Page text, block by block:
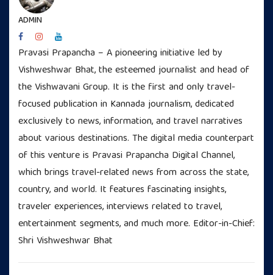
ADMIN
Pravasi Prapancha – A pioneering initiative led by
Vishweshwar Bhat, the esteemed journalist and head of
the Vishwavani Group. It is the first and only travel-
focused publication in Kannada journalism, dedicated
exclusively to news, information, and travel narratives
about various destinations. The digital media counterpart
of this venture is Pravasi Prapancha Digital Channel,
which brings travel-related news from across the state,
country, and world. It features fascinating insights,
traveler experiences, interviews related to travel,
entertainment segments, and much more. Editor-in-Chief:
Shri Vishweshwar Bhat